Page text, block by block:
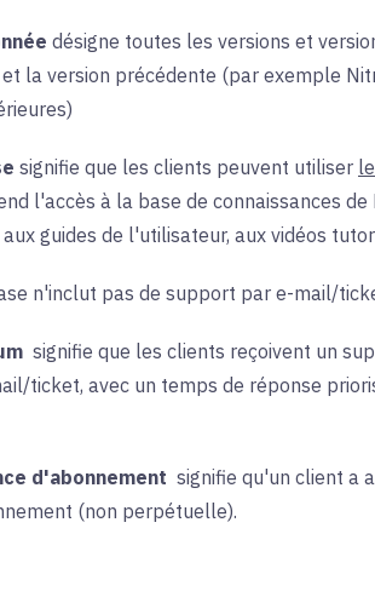
désigne toutes les versions et
la version précédente (par exemple
signifie que les clients peuvent utiliser
l'accès à la base de connaissances
guides de l'utilisateur, aux vidéos
n'inclut pas de support par e-mail/
signifie que les clients reçoivent un
ticket, avec un temps de réponse
d'abonnement signifie qu'un client a
(non perpétuelle).